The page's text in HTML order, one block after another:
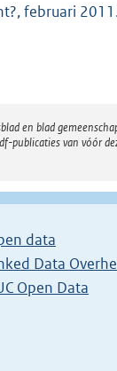
februari
en blad
van vóór
data
Data
Open Data